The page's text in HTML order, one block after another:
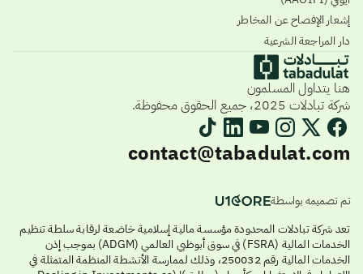
إشعار الإفصاح عن المخاطر
دار المراجعة الشرعية
هنا يتداول المسلمون
شركة تبادلات 2025، جميع الحقوق محفوظة.
contact@tabadulat.com
تم تصميمه بواسطة
تعد شركة تبادلات المحدودة مؤسسة مالية إسلامية خاضعة لرقابة سلطة تنظيم
الخدمات المالية (FSRA) في سوق أبوظبي العالمي (ADGM) بموجب إذن
الخدمات المالية رقم 250032، وذلك لممارسة الأنشطة المنظمة المتمثلة في